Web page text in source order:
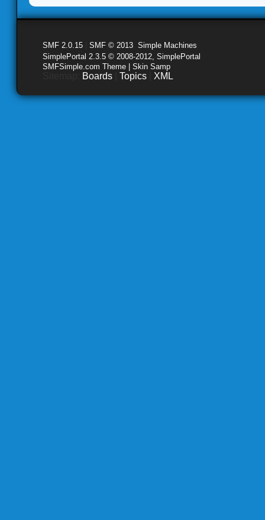
SMF 2.0.15 SMF © 2013 Simple Machines
SimplePortal 2.3.5 © 2008-2012, SimplePortal
SMFSimple.com Theme | Skin Samp
Boards Topics XML